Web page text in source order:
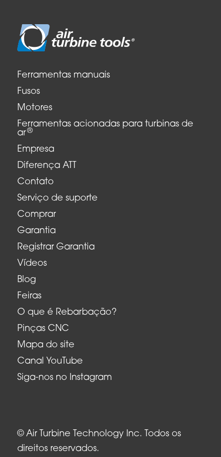
Ferramentas manuais
Fusos
Motores
Ferramentas acionadas para turbinas de
ar ®
Empresa
Diferença ATT
Contato
Serviço de suporte
Comprar
Garantia
Registrar Garantia
Vídeos
Blog
Feiras
O que é Rebarbação?
Pinças CNC
Mapa do site
Canal YouTube
Siga-nos no Instagram
© Air Turbine Technology Inc. Todos os
direitos reservados.